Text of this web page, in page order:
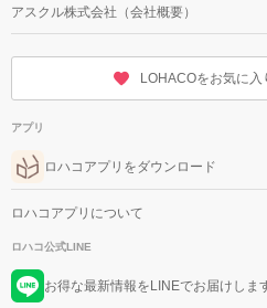
アスクル株式会社（会社概要）
LOHACOをお気に
アプリ
ロハコアプリをダウンロード
ロハコアプリについて
ロハコ公式LINE
お得な最新情報をLINEでお届けしま